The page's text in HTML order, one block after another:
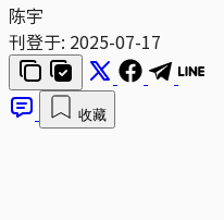
陈宇
刊登于: 2025-07-17
收藏